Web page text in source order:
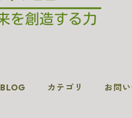
BLOG カテゴリ お問